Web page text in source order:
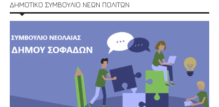
ΔΗΜΟΤΙΚΟ ΣΥΜΒΟΥΛΙΟ ΝΕΩΝ ΠΟΛΙΤΩΝ